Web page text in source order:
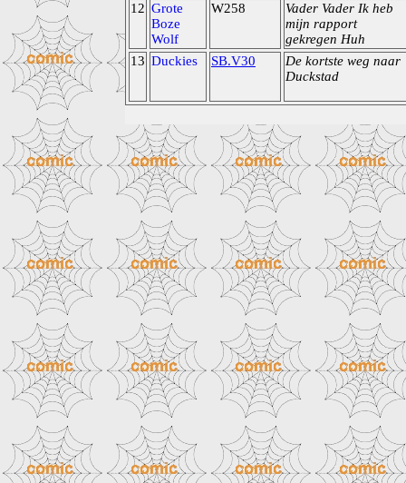
12 Grote
Boze
Wolf
W258
Vader Vader Ik heb
mijn rapport
gekregen Huh
13 Duckies SB.V30
De kortste weg naar
Duckstad